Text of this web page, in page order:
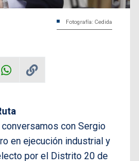
Fotografía: Cedida
conversamos con Sergio
en ejecución industrial y
por el Distrito 20 de